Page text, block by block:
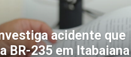
abre concurso
de até R$ 3 mil